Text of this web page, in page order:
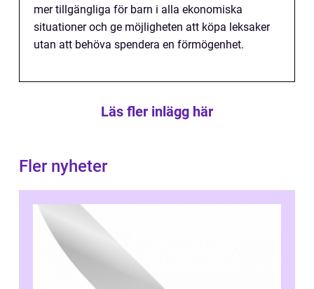
mer tillgängliga för barn i alla ekonomiska
situationer och ge möjligheten att köpa leksaker
utan att behöva spendera en förmögenhet.
Läs fler inlägg här
Fler nyheter